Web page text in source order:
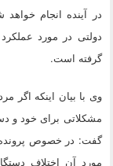
در آینده انجام
دولتی در مورد
گرفته است.
وی با بیان اینکه اگر
مشکلاتی برای خود و
گفت: در خصوص پرونده
مورد آن اختلاف